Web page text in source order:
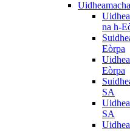
na h-
Eòrpa
Eòrpa
SA
SA